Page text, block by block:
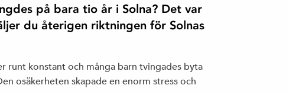
på bara tio år i Solna? Det var
du återigen riktningen för Solnas
runt konstant och många barn tvingades byta
osäkerheten skapade en enorm stress och